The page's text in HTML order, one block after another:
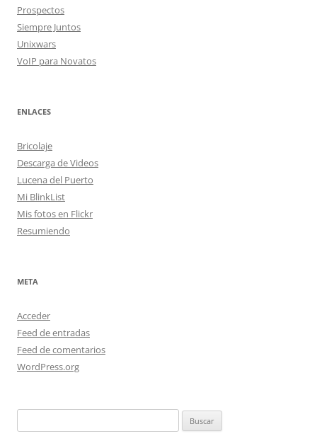
Prospectos
Siempre Juntos
Unixwars
VoIP para Novatos
ENLACES
Bricolaje
Descarga de Videos
Lucena del Puerto
Mi BlinkList
Mis fotos en Flickr
Resumiendo
META
Acceder
Feed de entradas
Feed de comentarios
WordPress.org